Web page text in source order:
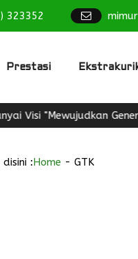
323352
Prestasi
"Mewujudkan
:Home - GTK